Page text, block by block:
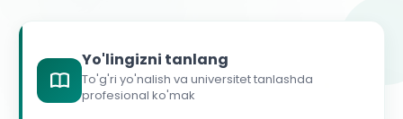
Yo'lingizni tanlang
To'g'ri yo'nalish va universitet tanlashda
profesional ko'mak